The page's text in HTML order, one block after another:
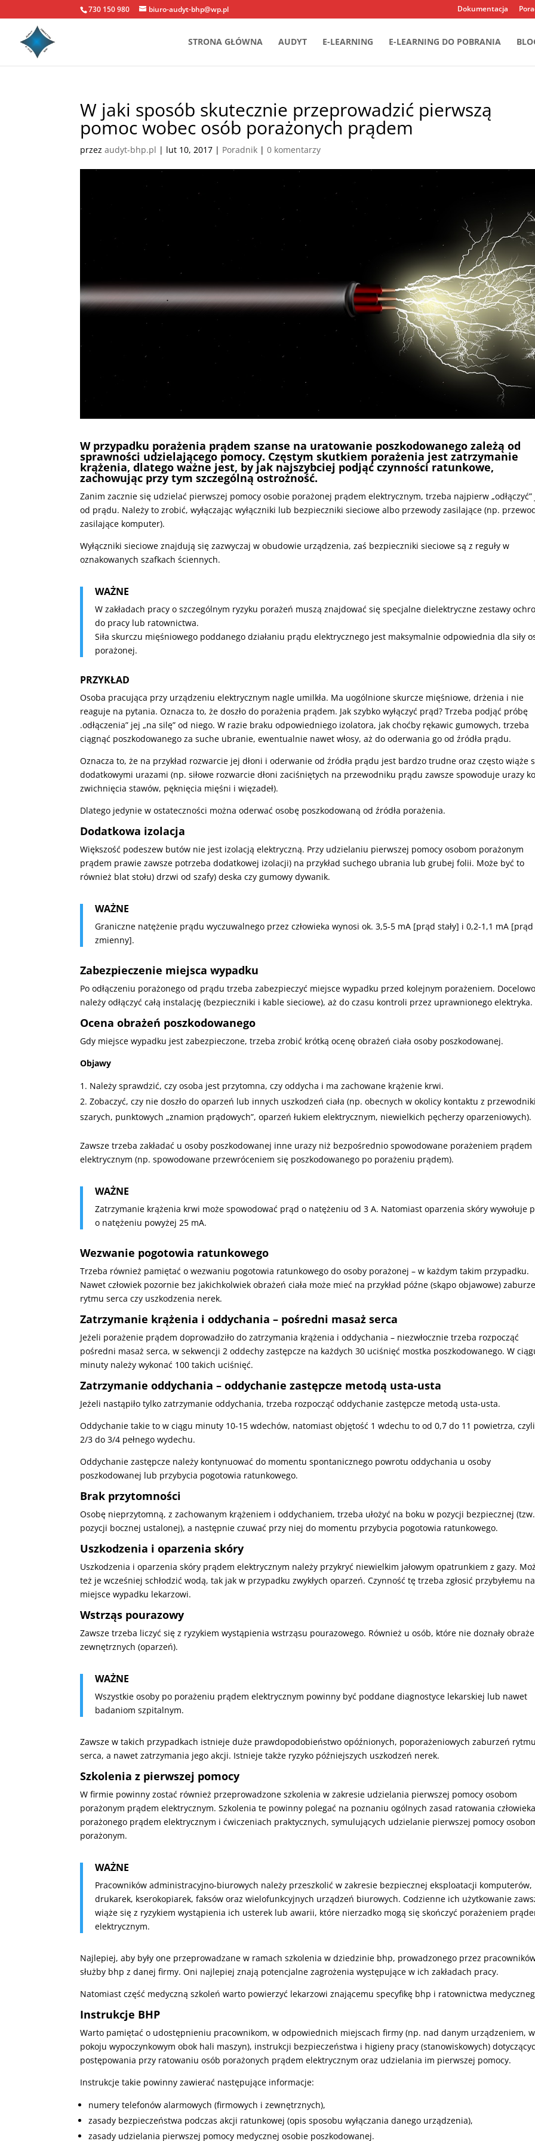
730 150 980 biuro-audyt-bhp@wp.pl Dokumentacja
STRONA GŁÓWNA AUDYT E-LEARNING E-LEARNING DO POBRANIA
W jaki sposób skutecznie przeprowadzić pierwszą
pomoc wobec osób porażonych prądem
przezaudyt-bhp.pl | lut 10, 2017 | Poradnik |0 komentarzy
W przypadku porażenia prądem szanse na uratowanie poszkodowanego zależą od
sprawności udzielającego pomocy. Częstym skutkiem porażenia jest zatrzymanie
krążenia, dlatego ważne jest, by jak najszybciej podjąć czynności ratunkowe,
zachowując przy tym szczególną ostrożność.
Zanim zacznie się udzielać pierwszej pomocy osobie porażonej prądem elektrycznym, trzeba najpierw „odłączyć”
od prądu. Należy to zrobić, wyłączając wyłączniki lub bezpieczniki sieciowe albo przewody zasilające (np.
zasilające komputer).
Wyłączniki sieciowe znajdują się zazwyczaj w obudowie urządzenia, zaś bezpieczniki sieciowe są z reguły w
oznakowanych szafkach ściennych.
WAŻNE
W zakładach pracy o szczególnym ryzyku porażeń muszą znajdować się specjalne dielektryczne zestawy
do pracy lub ratownictwa.
Siła skurczu mięśniowego poddanego działaniu prądu elektrycznego jest maksymalnie odpowiednia dla siły
porażonej.
PRZYKŁAD
Osoba pracująca przy urządzeniu elektrycznym nagle umilkła. Ma uogólnione skurcze mięśniowe, drżenia i nie
reaguje na pytania. Oznacza to, że doszło do porażenia prądem. Jak szybko wyłączyć prąd? Trzeba podjąć próbę
.odłączenia” jej „na silę” od niego. W razie braku odpowiedniego izolatora, jak choćby rękawic gumowych, trzeba
ciągnąć poszkodowanego za suche ubranie, ewentualnie nawet włosy, aż do oderwania go od źródła prądu.
Oznacza to, że na przykład rozwarcie jej dłoni i oderwanie od źródła prądu jest bardzo trudne oraz często wiąże
dodatkowymi urazami (np. siłowe rozwarcie dłoni zaciśniętych na przewodniku prądu zawsze spowoduje urazy
zwichnięcia stawów, pęknięcia mięśni i więzadeł).
Dlatego jedynie w ostateczności można oderwać osobę poszkodowaną od źródła porażenia.
Dodatkowa izolacja
Większość podeszew butów nie jest izolacją elektryczną. Przy udzielaniu pierwszej pomocy osobom porażonym
prądem prawie zawsze potrzeba dodatkowej izolacji) na przykład suchego ubrania lub grubej folii. Może być to
również blat stołu) drzwi od szafy) deska czy gumowy dywanik.
WAŻNE
Graniczne natężenie prądu wyczuwalnego przez człowieka wynosi ok. 3,5-5 mA [prąd stały] i 0,2-1,1 mA [prąd
zmienny].
Zabezpieczenie miejsca wypadku
Po odłączeniu porażonego od prądu trzeba zabezpieczyć miejsce wypadku przed kolejnym porażeniem.
należy odłączyć całą instalację (bezpieczniki i kable sieciowe), aż do czasu kontroli przez uprawnionego elektryka.
Ocena obrażeń poszkodowanego
Gdy miejsce wypadku jest zabezpieczone, trzeba zrobić krótką ocenę obrażeń ciała osoby poszkodowanej.
Objawy
Należy sprawdzić, czy osoba jest przytomna, czy oddycha i ma zachowane krążenie krwi.
Zobaczyć, czy nie doszło do oparzeń lub innych uszkodzeń ciała (np. obecnych w okolicy kontaktu z
szarych, punktowych „znamion prądowych”, oparzeń łukiem elektrycznym, niewielkich pęcherzy oparzeniowych).
Zawsze trzeba zakładać u osoby poszkodowanej inne urazy niż bezpośrednio spowodowane porażeniem prądem
elektrycznym (np. spowodowane przewróceniem się poszkodowanego po porażeniu prądem).
WAŻNE
Zatrzymanie krążenia krwi może spowodować prąd o natężeniu od 3 A. Natomiast oparzenia skóry wywołuje
o natężeniu powyżej 25 mA.
Wezwanie pogotowia ratunkowego
Trzeba również pamiętać o wezwaniu pogotowia ratunkowego do osoby porażonej – w każdym takim przypadku.
Nawet człowiek pozornie bez jakichkolwiek obrażeń ciała może mieć na przykład późne (skąpo objawowe)
rytmu serca czy uszkodzenia nerek.
Zatrzymanie krążenia i oddychania – pośredni masaż serca
Jeżeli porażenie prądem doprowadziło do zatrzymania krążenia i oddychania – niezwłocznie trzeba rozpocząć
pośredni masaż serca, w sekwencji 2 oddechy zastępcze na każdych 30 uciśnięć mostka poszkodowanego. W
minuty należy wykonać 100 takich uciśnięć.
Zatrzymanie oddychania – oddychanie zastępcze metodą usta-usta
Jeżeli nastąpiło tylko zatrzymanie oddychania, trzeba rozpocząć oddychanie zastępcze metodą usta-usta.
Oddychanie takie to w ciągu minuty 10-15 wdechów, natomiast objętość 1 wdechu to od 0,7 do 11 powietrza,
2/3 do 3/4 pełnego wydechu.
Oddychanie zastępcze należy kontynuować do momentu spontanicznego powrotu oddychania u osoby
poszkodowanej lub przybycia pogotowia ratunkowego.
Brak przytomności
Osobę nieprzytomną, z zachowanym krążeniem i oddychaniem, trzeba ułożyć na boku w pozycji bezpiecznej (tzw.
pozycji bocznej ustalonej), a następnie czuwać przy niej do momentu przybycia pogotowia ratunkowego.
Uszkodzenia i oparzenia skóry
Uszkodzenia i oparzenia skóry prądem elektrycznym należy przykryć niewielkim jałowym opatrunkiem z gazy.
też je wcześniej schłodzić wodą, tak jak w przypadku zwykłych oparzeń. Czynność tę trzeba zgłosić przybyłemu na
miejsce wypadku lekarzowi.
Wstrząs pourazowy
Zawsze trzeba liczyć się z ryzykiem wystąpienia wstrząsu pourazowego. Również u osób, które nie doznały
zewnętrznych (oparzeń).
WAŻNE
Wszystkie osoby po porażeniu prądem elektrycznym powinny być poddane diagnostyce lekarskiej lub nawet
badaniom szpitalnym.
Zawsze w takich przypadkach istnieje duże prawdopodobieństwo opóźnionych, poporażeniowych zaburzeń
serca, a nawet zatrzymania jego akcji. Istnieje także ryzyko późniejszych uszkodzeń nerek.
Szkolenia z pierwszej pomocy
W firmie powinny zostać również przeprowadzone szkolenia w zakresie udzielania pierwszej pomocy osobom
porażonym prądem elektrycznym. Szkolenia te powinny polegać na poznaniu ogólnych zasad ratowania
porażonego prądem elektrycznym i ćwiczeniach praktycznych, symulujących udzielanie pierwszej pomocy
porażonym.
WAŻNE
Pracowników administracyjno-biurowych należy przeszkolić w zakresie bezpiecznej eksploatacji komputerów,
drukarek, kserokopiarek, faksów oraz wielofunkcyjnych urządzeń biurowych. Codzienne ich użytkowanie
wiąże się z ryzykiem wystąpienia ich usterek lub awarii, które nierzadko mogą się skończyć porażeniem
elektrycznym.
Najlepiej, aby były one przeprowadzane w ramach szkolenia w dziedzinie bhp, prowadzonego przez
służby bhp z danej firmy. Oni najlepiej znają potencjalne zagrożenia występujące w ich zakładach pracy.
Natomiast część medyczną szkoleń warto powierzyć lekarzowi znającemu specyfikę bhp i ratownictwa
Instrukcje BHP
Warto pamiętać o udostępnieniu pracownikom, w odpowiednich miejscach firmy (np. nad danym urządzeniem, w
pokoju wypoczynkowym obok hali maszyn), instrukcji bezpieczeństwa i higieny pracy (stanowiskowych)
postępowania przy ratowaniu osób porażonych prądem elektrycznym oraz udzielania im pierwszej pomocy.
Instrukcje takie powinny zawierać następujące informacje:
numery telefonów alarmowych (firmowych i zewnętrznych),
zasady bezpieczeństwa podczas akcji ratunkowej (opis sposobu wyłączania danego urządzenia),
zasady udzielania pierwszej pomocy medycznej osobie poszkodowanej.